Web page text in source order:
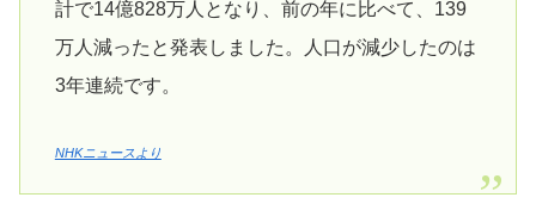
計で14億828万人となり、前の年に比べて、139
万人減ったと発表しました。人口が減少したのは
3年連続です。
NHKニュースより